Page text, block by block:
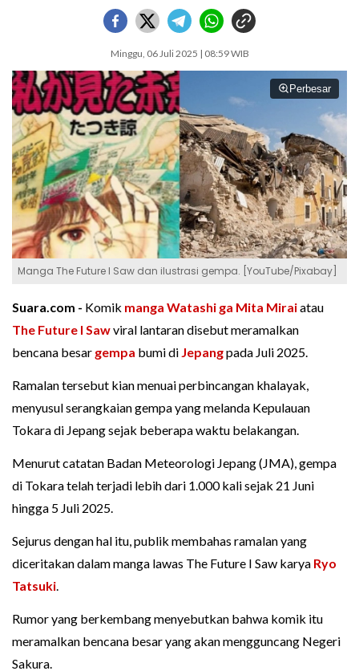
Minggu, 06 Juli 2025 | 08:59 WIB
Perbesar
Manga The Future I Saw dan ilustrasi gempa. [YouTube/Pixabay]
Suara.com - Komik manga Watashi ga Mita Miraiatau
The Future I Sawviral lantaran disebut meramalkan
bencana besar gempa bumi di Jepangpada Juli 2025.
Ramalan tersebut kian menuai perbincangan khalayak,
menyusul serangkaian gempa yang melanda Kepulauan
Tokara di Jepang sejak beberapa waktu belakangan.
Menurut catatan Badan Meteorologi Jepang (JMA), gempa
di Tokara telah terjadi lebih dari 1.000 kali sejak 21 Juni
hingga 5 Juli 2025.
Sejurus dengan hal itu, publik membahas ramalan yang
diceritakan dalam manga lawas The Future I Saw karya Ryo
Tatsuki.
Rumor yang berkembang menyebutkan bahwa komik itu
meramalkan bencana besar yang akan mengguncang Negeri
Sakura.